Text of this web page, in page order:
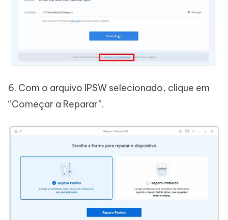
6. Com o arquivo IPSW selecionado, clique em
“Começar a Reparar”.